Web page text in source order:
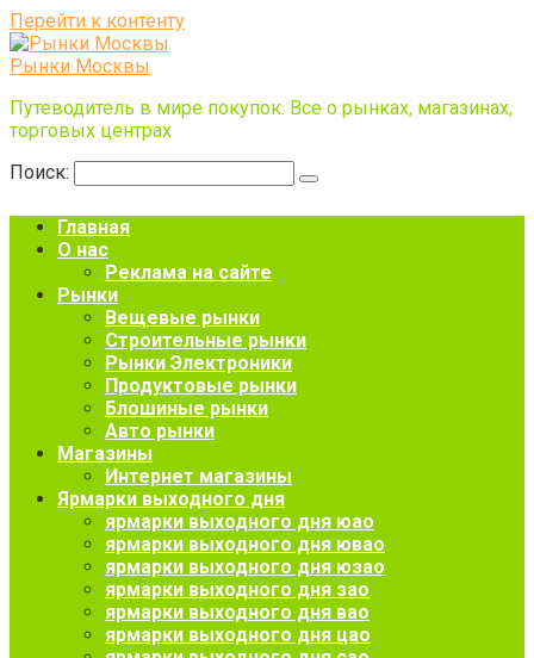
Перейти к контенту
Рынки Москвы
Путеводитель в мире покупок. Все о рынках, магазинах,
торговых центрах
Поиск:
Главная
О нас
Реклама на сайте
Рынки
Вещевые рынки
Строительные рынки
Рынки Электроники
Продуктовые рынки
Блошиные рынки
Авто рынки
Магазины
Интернет магазины
Ярмарки выходного дня
ярмарки выходного дня юао
ярмарки выходного дня ювао
ярмарки выходного дня юзао
ярмарки выходного дня зао
ярмарки выходного дня вао
ярмарки выходного дня цао